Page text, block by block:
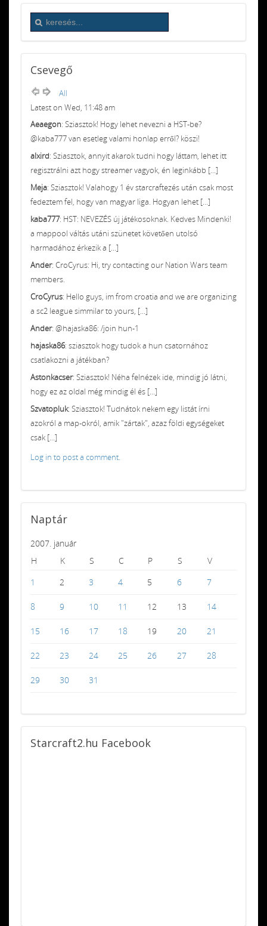
Csevegő
All
Latest on Wed, 11:48 am
Aeaegon: Sziasztok! Hogy lehet nevezni a HST-be?
@kaba777 van esetleg valami honlap erről? köszi!
alxird: Sziasztok, annyit akarok tudni hogy láttam, lehet itt
regisztrálni azt hogy streamer vagyok, én leginkább [...]
Meja: Sziasztok! Valahogy 1 év starcraftezés után csak most
fedeztem fel, hogy van magyar liga. Hogyan lehet [...]
kaba777: HST: NEVEZÉS új játékosoknak. Kedves Mindenki!
a mappool váltás utáni szünetet követően utolsó
harmadához érkezik a [...]
Ander: CroCyrus: Hi, try contacting our Nation Wars team
members.
CroCyrus: Hello guys, im from croatia and we are organizing
a sc2 league simmilar to yours, [...]
Ander: @hajaska86: /join hun-1
hajaska86: sziasztok hogy tudok a hun csatornához
csatlakozni a játékban?
Astonkacser: Sziasztok! Néha felnézek ide, mindig jó látni,
hogy ez az oldal még mindig él és [...]
Szvatopluk: Sziasztok! Tudnátok nekem egy listát írni
azokról a map-okról, amik "zártak", azaz földi egységeket
csak [...]
Log in to post a comment.
Naptár
2007. január
H
K S C P S
V
1
2 3 4 5 6 7
8 9 10 11 12 13 14
15 16 17 18 19 20 21
22 23 24 25 26 27 28
29 30 31
Starcraft2.hu Facebook